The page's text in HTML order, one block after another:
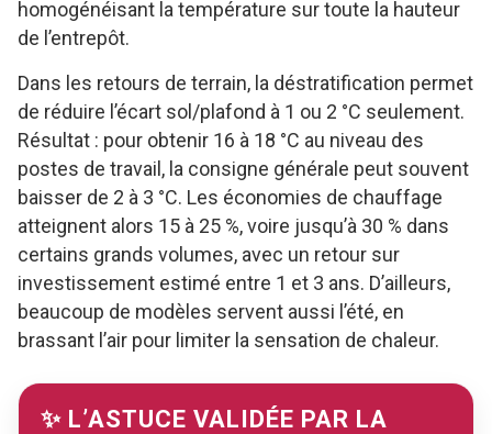
homogénéisant la température sur toute la hauteur
de l’entrepôt.
Dans les retours de terrain, la déstratification permet
de réduire l’écart sol/plafond à 1 ou 2 °C seulement.
Résultat : pour obtenir 16 à 18 °C au niveau des
postes de travail, la consigne générale peut souvent
baisser de 2 à 3 °C. Les économies de chauffage
atteignent alors 15 à 25 %, voire jusqu’à 30 % dans
certains grands volumes, avec un retour sur
investissement estimé entre 1 et 3 ans. D’ailleurs,
beaucoup de modèles servent aussi l’été, en
brassant l’air pour limiter la sensation de chaleur.
✨ L’ASTUCE VALIDÉE PAR LA